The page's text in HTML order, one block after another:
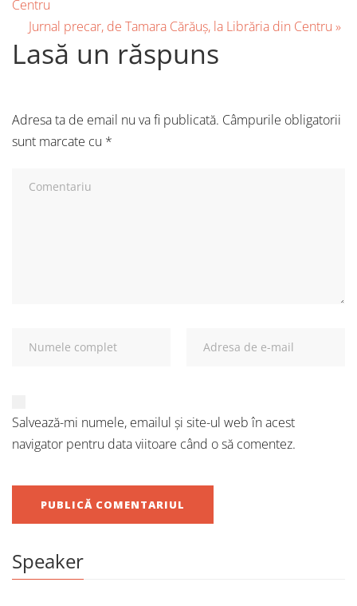
Centru
Jurnal precar, de Tamara Cărăuș, la Librăria din Centru »
Lasă un răspuns
Adresa ta de email nu va fi publicată. Câmpurile obligatorii
sunt marcate cu *
Salvează-mi numele, emailul și site-ul web în acest
navigator pentru data viitoare când o să comentez.
Speaker